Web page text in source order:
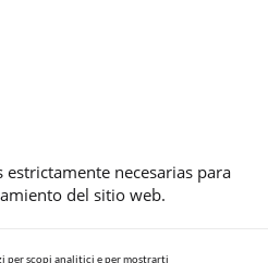
estrictamente necesarias para
del sitio web.
per scopi analitici e per mostrarti